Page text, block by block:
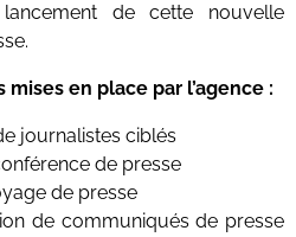
de cette nouvelle
en place par l’agence :
journalistes ciblés
de presse
de presse
de communiqués de presse